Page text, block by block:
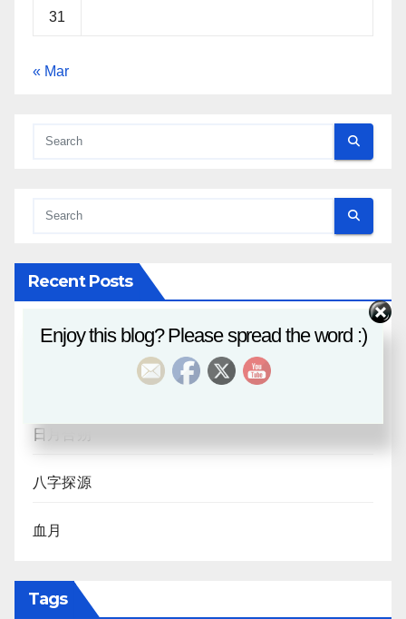
31
« Mar
Recent Posts
八字課程
日月合朔
八字探源
血月
Tags
Enjoy this blog? Please spread the word :)